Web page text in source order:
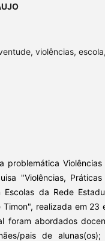
violências,
problemática
"Violências,
Escolas da Rede
Timon", realizada em
foram abordados
pais de alunas(os);